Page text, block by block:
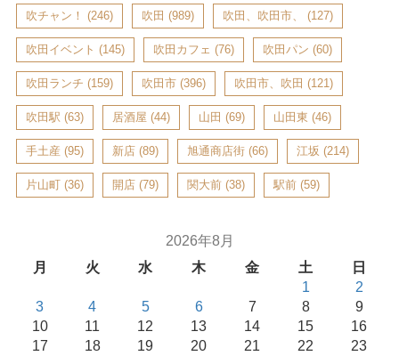
吹チャン！ (246) 吹田 (989) 吹田、吹田市、 (127)
吹田イベント (145) 吹田カフェ (76) 吹田パン (60)
吹田ランチ (159) 吹田市 (396) 吹田市、吹田 (121)
吹田駅 (63) 居酒屋 (44) 山田 (69) 山田東 (46)
手土産 (95) 新店 (89) 旭通商店街 (66) 江坂 (214)
片山町 (36) 開店 (79) 関大前 (38) 駅前 (59)
2026年8月
月
火 水 木 金 土
日
1
2
3
4 5 6 7 8
9
10
11 12 13 14 15
16
17
18 19 20 21 22
23